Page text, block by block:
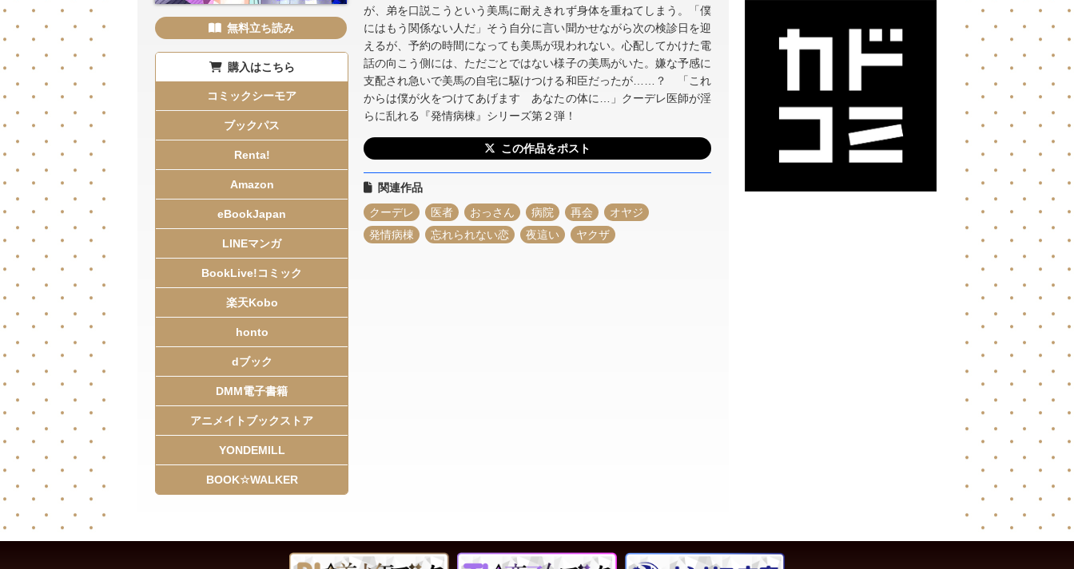
無料立ち読み
が、弟を口説こうという美馬に耐えきれず身体を重ねてしまう。「僕
にはもう関係ない人だ」そう自分に言い聞かせながら次の検診日を迎
えるが、予約の時間になっても美馬が現われない。心配してかけた電
話の向こう側には、ただごとではない様子の美馬がいた。嫌な予感に
支配され急いで美馬の自宅に駆けつける和臣だったが……？ 「これ
からは僕が火をつけてあげます あなたの体に…」クーデレ医師が淫
らに乱れる『発情病棟』シリーズ第２弾！
この作品をポスト
関連作品
クーデレ
医者 おっさん 病院 再会
オヤジ
発情病棟
忘れられない恋 夜這い ヤクザ
購入はこちら
コミックシーモア
ブックパス
Renta!
Amazon
eBookJapan
LINEマンガ
BookLive!コミック
楽天Kobo
honto
dブック
DMM電子書籍
アニメイトブックストア
YONDEMILL
BOOK☆WALKER